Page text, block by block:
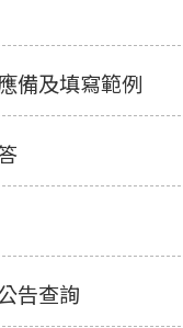
備及填寫範例
告查詢